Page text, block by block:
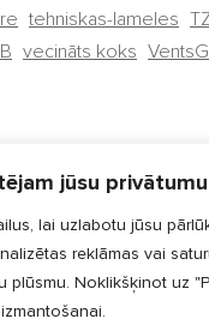
jūsu privātumu
lai uzlabotu jūsu
reklāmas vai
plūsmu. Noklikšķinot uz
tehniskas-lameles
vecināts koks